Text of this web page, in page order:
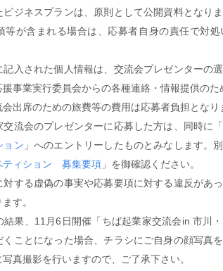
ビジネスプランは、原則として公開資料となり
等が含まれる場合は、応募者自身の責任で対
記入された個人情報は、交流会プレゼンターの
事業実行委員会からの各種連絡・情報提供のた
会出席のための旅費等の費用は応募者負担となり
交流会のプレゼンターに応募した方は、同時に「
ョン 」へのエントリーしたものとみなします。別
ティション 募集要項 」を御確認ください。
対する虚偽の事実や応募要項に対する違反があ
す。
結果、11月6日開催「ちば起業家交流会in 市川
くことになった場合、チラシにご自身の顔写真
真撮影を行いますので、ご了承下さい。